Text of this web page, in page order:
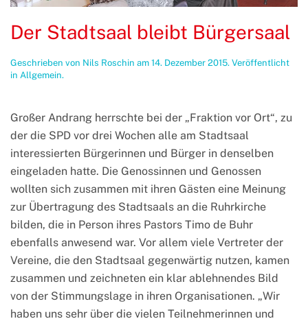
Der Stadtsaal bleibt Bürgersaal
Geschrieben von Nils Roschin am 14. Dezember 2015. Veröffentlicht
in Allgemein.
Großer Andrang herrschte bei der „Fraktion vor Ort“, zu
der die SPD vor drei Wochen alle am Stadtsaal
interessierten Bürgerinnen und Bürger in denselben
eingeladen hatte. Die Genossinnen und Genossen
wollten sich zusammen mit ihren Gästen eine Meinung
zur Übertragung des Stadtsaals an die Ruhrkirche
bilden, die in Person ihres Pastors Timo de Buhr
ebenfalls anwesend war. Vor allem viele Vertreter der
Vereine, die den Stadtsaal gegenwärtig nutzen, kamen
zusammen und zeichneten ein klar ablehnendes Bild
von der Stimmungslage in ihren Organisationen. „Wir
haben uns sehr über die vielen Teilnehmerinnen und